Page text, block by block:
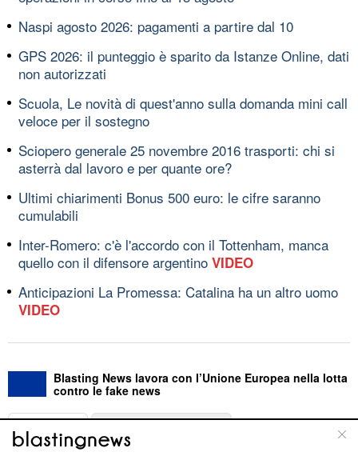
Naspi agosto 2026: pagamenti a partire dal 10
GPS 2026: il punteggio è sparito da Istanze Online, dati
non autorizzati
Scuola, Le novità di quest'anno sulla domanda mini call
veloce per il sostegno
Sciopero generale 25 novembre 2016 trasporti: chi si
asterrà dal lavoro e per quante ore?
Ultimi chiarimenti Bonus 500 euro: le cifre saranno
cumulabili
Inter-Romero: c'è l'accordo con il Tottenham, manca
quello con il difensore argentino VIDEO
Anticipazioni La Promessa: Catalina ha un altro uomo
VIDEO
Blasting News lavora con l’Unione Europea nella lotta
contro le fake news
ABOUT